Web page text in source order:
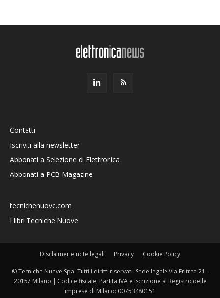
Contatti
Iscriviti alla newsletter
Abbonati a Selezione di Elettronica
Abbonati a PCB Magazine
tecnichenuove.com
I libri Tecniche Nuove
Disclaimer e note legali Privacy Cookie Policy
© Tecniche Nuove Spa. Tutti i diritti riservati. Sede legale Via Eritrea 21 -
20157 Milano | Codice fiscale, Partita IVA e Iscrizione al Registro delle
imprese di Milano: 00753480151